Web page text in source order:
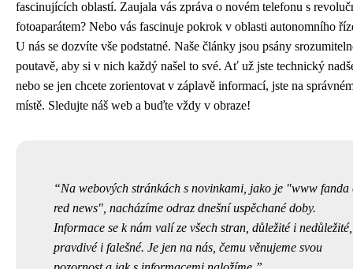
fascinujících oblastí. Zaujala vás zpráva o novém telefonu s
fotoaparátem? Nebo vás fascinuje pokrok v oblasti autonomního
U nás se dozvíte vše podstatné. Naše články jsou psány
poutavě, aby si v nich každý našel to své. Ať už jste technický
nebo se jen chcete zorientovat v záplavě informací, jste na
místě. Sledujte náš web a buďte vždy v obraze!
Na webových stránkách s novinkami, jako je "www fanda
red news", nacházíme odraz dnešní uspěchané doby.
Informace se k nám valí ze všech stran, důležité i nedůležité,
pravdivé i falešné. Je jen na nás, čemu věnujeme svou